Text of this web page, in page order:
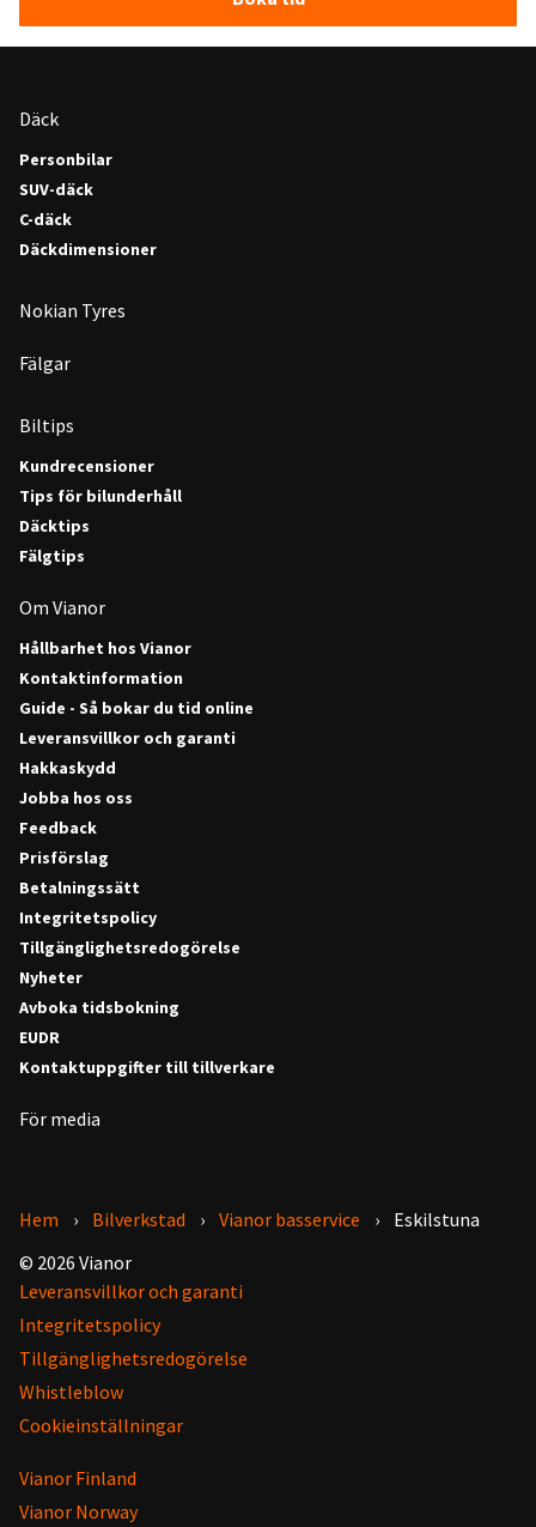
Däck
Personbilar
SUV-däck
C-däck
Däckdimensioner
Nokian Tyres
Fälgar
Biltips
Kundrecensioner
Tips för bilunderhåll
Däcktips
Fälgtips
Om Vianor
Hållbarhet hos Vianor
Kontaktinformation
Guide - Så bokar du tid online
Leveransvillkor och garanti
Hakkaskydd
Jobba hos oss
Feedback
Prisförslag
Betalningssätt
Integritetspolicy
Tillgänglighetsredogörelse
Nyheter
Avboka tidsbokning
EUDR
Kontaktuppgifter till tillverkare
För media
Hem Bilverkstad Vianor basservice
Eskilstuna
© 2026 Vianor
Leveransvillkor och garanti
Integritetspolicy
Tillgänglighetsredogörelse
Whistleblow
Cookieinställningar
Vianor Finland
Vianor Norway